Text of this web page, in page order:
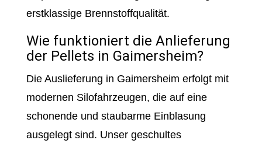
erstklassige Brennstoffqualität.
Wie funktioniert die Anlieferung
der Pellets in Gaimersheim?
Die Auslieferung in Gaimersheim erfolgt mit
modernen Silofahrzeugen, die auf eine
schonende und staubarme Einblasung
ausgelegt sind. Unser geschultes